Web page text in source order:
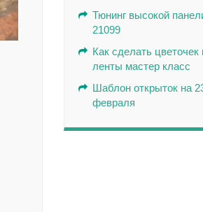
Тюнинг высокой
21099
Как сделать цветочек
ленты мастер класс
Шаблон открыток на
февраля